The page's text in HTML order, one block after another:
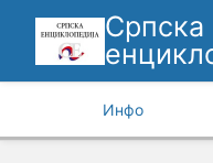
Српска
Инфо